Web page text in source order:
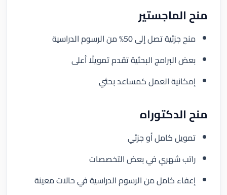
منح الماجستير
منح جزئية تصل إلى 50% من الرسوم الدراسية
بعض البرامج البحثية تقدم تمويلًا أعلى
إمكانية العمل كمساعد بحثي
منح الدكتوراه
تمويل كامل أو جزئي
راتب شهري في بعض التخصصات
إعفاء كامل من الرسوم الدراسية في حالات معينة